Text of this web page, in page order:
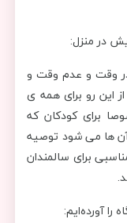
در منزل:
وقت و عدم وقت و
این رو برای همه ی
برای کودکان که
ها می شود توصیه
برای سالمندان
آورده‌ایم: